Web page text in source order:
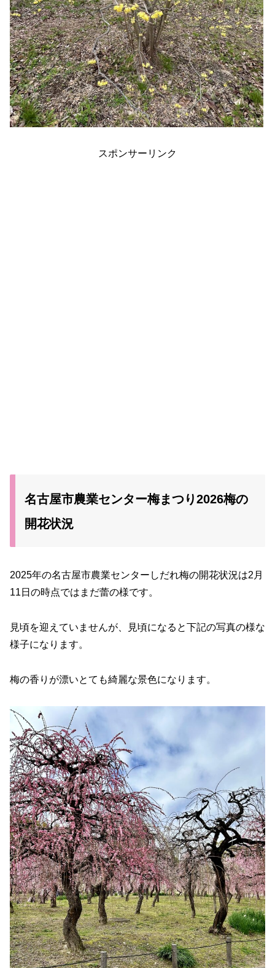
スポンサーリンク
名古屋市農業センター梅まつり2026梅の
開花状況
2025年の名古屋市農業センターしだれ梅の開花状況は2月
11日の時点ではまだ蕾の様です。
見頃を迎えていませんが、見頃になると下記の写真の様な
様子になります。
梅の香りが漂いとても綺麗な景色になります。